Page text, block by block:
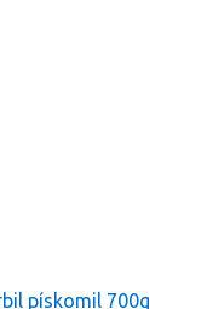
pískomil 700g